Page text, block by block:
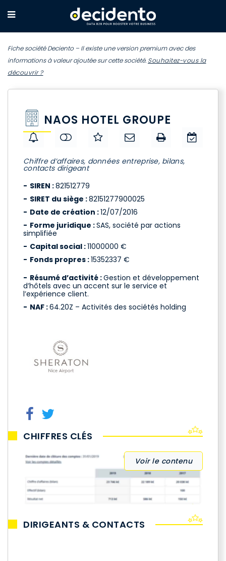
Fiche société Deciento – Il existe une version premium avec des
informations à valeur ajoutée sur cette société. Souhaitez-vous la
découvrir ?
NAOS HOTEL GROUPE
Chiffre d’affaires, données entreprise, bilans,
contacts dirigeant
SIREN :821512779
SIRET du siège :82151277900025
Date de création :12/07/2016
Forme juridique :SAS, société par actions
simplifiée
Capital social :11000000 €
Fonds propres :15352337 €
Résumé d’activité :Gestion et développement
d’hôtels avec un accent sur le service et
l’expérience client.
NAF :64.20Z – Activités des sociétés holding
CHIFFRES CLÉS
Voir le contenu
DIRIGEANTS & CONTACTS